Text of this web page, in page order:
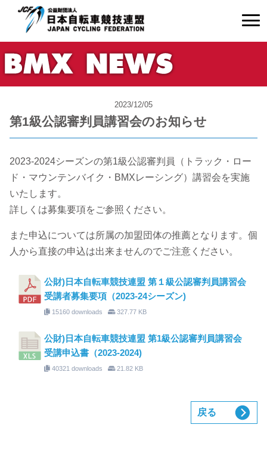
2023/12/05
第1級公認審判員講習会のお知らせ
2023-2024シーズンの第1級公認審判員（トラック・ロー
ド・マウンテンバイク・BMXレーシング）講習会を実施
いたします。
詳しくは募集要項をご参照ください。
また申込については所属の加盟団体の推薦となります。個
人から直接の申込は出来ませんのでご注意ください。
公財)日本自転車競技連盟 第１級公認審判員講習会
受講者募集要項（2023-24シーズン)
15160 downloads 327.77 KB
公財)日本自転車競技連盟 第1級公認審判員講習会
受講申込書（2023-2024)
40321 downloads 21.82 KB
戻る